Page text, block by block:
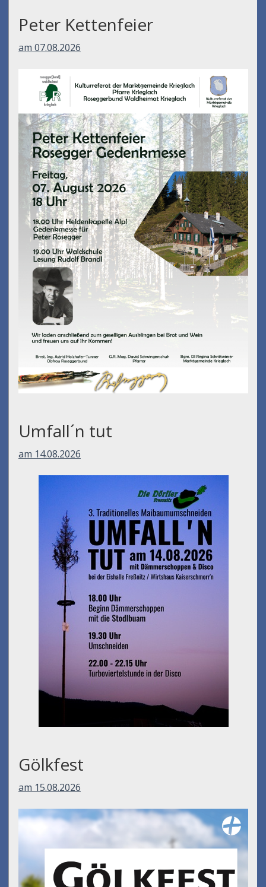
Peter Kettenfeier
am 07.08.2026
Umfall´n tut
am 14.08.2026
Gölkfest
am 15.08.2026